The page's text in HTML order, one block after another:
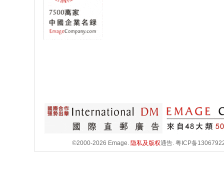
©2000-2026 Emage. 隐私及版权通告. 粤ICP备